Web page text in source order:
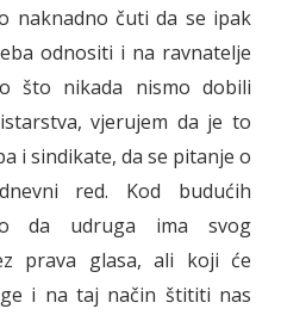
naknadno čuti da se ipak
odnositi i na ravnatelje
što nikada nismo dobili
vjerujem da je to
i sindikate, da se pitanje o
red. Kod budućih
da udruga ima svog
prava glasa, ali koji će
i na taj način štititi nas